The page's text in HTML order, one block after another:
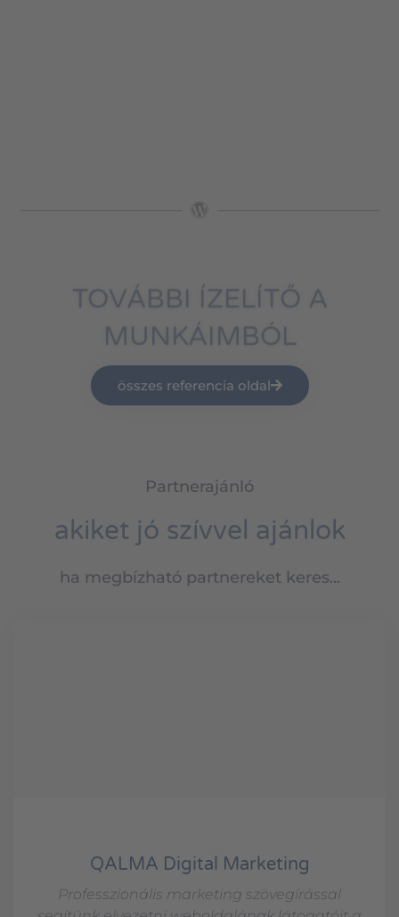
TOVÁBBI ÍZELÍTŐ A
MUNKÁIMBÓL
összes referencia oldal
QALMA Digital Marketing
Professzionális marketing szövegírással
Partnerajánló
akiket jó szívvel ajánlok
ha megbízható partnereket keres...